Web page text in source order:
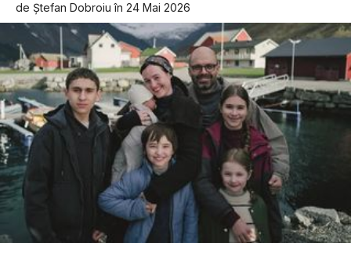
de Ştefan Dobroiu în 24 Mai 2026